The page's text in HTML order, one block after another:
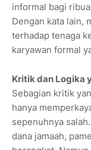
informal bagi
Dengan kata lain,
terhadap tenaga
karyawan formal
Kritik dan Logika
Sebagian kritik
hanya
sepenuhnya
dana jamaah,